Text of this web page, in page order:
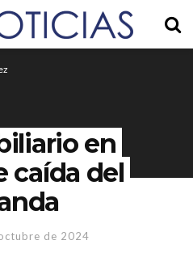
en
caída del
de 2024